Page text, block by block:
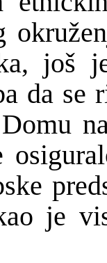
još
da se
je